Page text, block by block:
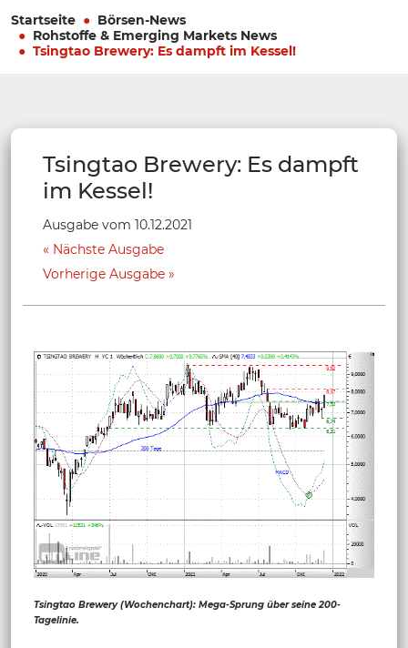
Startseite
Börsen-News
Rohstoffe & Emerging Markets News
Tsingtao Brewery: Es dampft im Kessel!
Tsingtao Brewery: Es dampft
im Kessel!
Ausgabe vom 10.12.2021
Nächste Ausgabe
Vorherige Ausgabe
Tsingtao Brewery (Wochenchart): Mega-Sprung über seine 200-
Tagelinie.